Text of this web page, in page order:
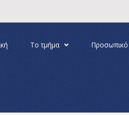
Το τμήμα Προσωπικό